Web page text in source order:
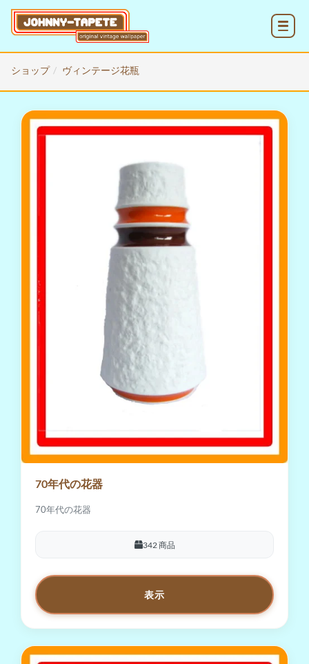
ショップ ヴィンテージ花瓶
70年代の花器
70年代の花器
342 商品
表示